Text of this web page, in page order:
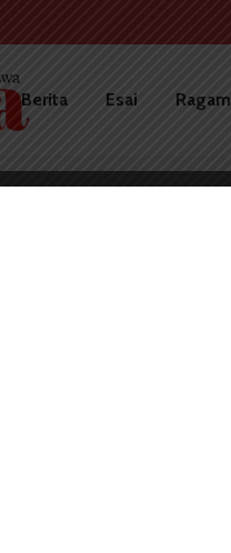
Berita Esai Ragam